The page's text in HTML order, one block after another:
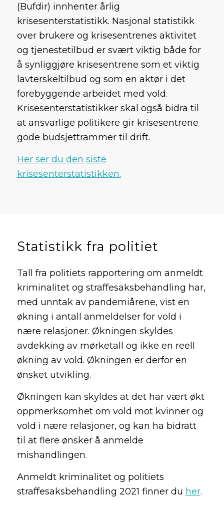
(Bufdir) innhenter årlig
krisesenterstatistikk. Nasjonal statistikk
over brukere og krisesentrenes aktivitet
og tjenestetilbud er svært viktig både for
å synliggjøre krisesentrene som et viktig
lavterskeltilbud og som en aktør i det
forebyggende arbeidet med vold.
Krisesenterstatistikker skal også bidra til
at ansvarlige politikere gir krisesentrene
gode budsjettrammer til drift.
Her ser du den siste
krisesenterstatistikken.
Statistikk fra politiet
Tall fra politiets rapportering om anmeldt
kriminalitet og straffesaksbehandling har,
med unntak av pandemiårene, vist en
økning i antall anmeldelser for vold i
nære relasjoner. Økningen skyldes
avdekking av mørketall og ikke en reell
økning av vold. Økningen er derfor en
ønsket utvikling.
Økningen kan skyldes at det har vært økt
oppmerksomhet om vold mot kvinner og
vold i nære relasjoner, og kan ha bidratt
til at flere ønsker å anmelde
mishandlingen.
Anmeldt kriminalitet og politiets
straffesaksbehandling 2021 finner du her.